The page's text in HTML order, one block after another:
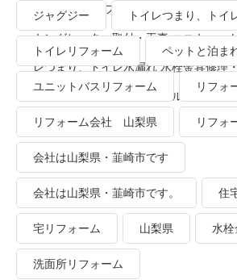
ーム 洗面所リフォーム オール電化リフ
キングヒーター取付・工事 エコキュー
レつまり、トイレ水漏れ 水栓金具修理
業者・会社 ＴＯＴＯリモデルクラブ
ジャグジー トイレつまり、トイ
トイレリフォーム ペットと泊ま
ユニットバスリフォーム リフォ
リフォーム会社 山梨県 リフォ
会社は山梨県・韮崎市です
会社は山梨県・韮崎市です。 住
宅リフォーム 山梨県 水栓
洗面所リフォーム